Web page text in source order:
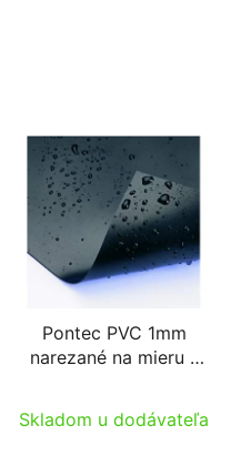
Pontec PVC 1mm
narezané na mieru -
Skladom u dodávateľa